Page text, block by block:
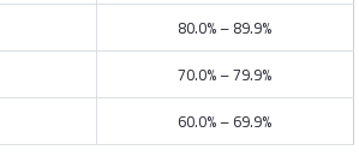
80.0% – 89.9%
70.0% – 79.9%
60.0% – 69.9%